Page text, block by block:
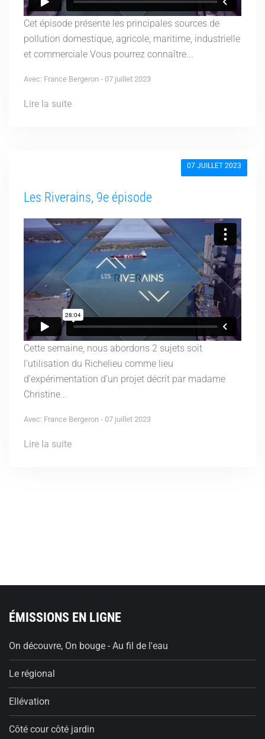
Cet épisode présente les principales sources de
pollution domestique, agricole, maritime, industrielle
et commerciale Vous pourrez connaître...
Avec: France Bergeron - 07 juillet 2023
Lire la suite
07 JUILLET 2023
Les Riverains, 9e épisode
Cette semaine, nous abordons 2 sujets soit
l’utilisation du Richelieu comme lieu
d’expérimentation d’un projet décrit par madame
Christine...
Avec: France Bergeron - 07 juillet 2023
Lire la suite
ÉMISSIONS EN LIGNE
On découvre, On bouge - Au fil de l'eau
Le régional
Ellévation
Côté cour côté jardin